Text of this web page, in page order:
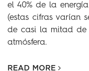
el 40% de la
(estas cifras varían
de casi la mitad de
atmósfera.
READ MORE